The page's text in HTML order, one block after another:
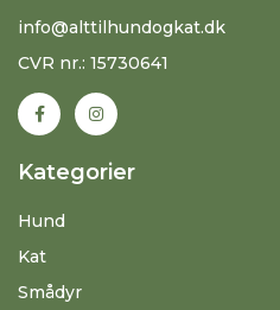
info@alttilhundogkat.dk
CVR nr.: 15730641
Kategorier
Hund
Kat
Smådyr